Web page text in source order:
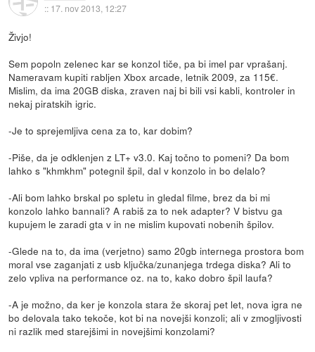
:: 17. nov 2013, 12:27
Živjo!
Sem popoln zelenec kar se konzol tiče, pa bi imel par vprašanj.
Nameravam kupiti rabljen Xbox arcade, letnik 2009, za 115€.
Mislim, da ima 20GB diska, zraven naj bi bili vsi kabli, kontroler in
nekaj piratskih igric.
-Je to sprejemljiva cena za to, kar dobim?
-Piše, da je odklenjen z LT+ v3.0. Kaj točno to pomeni? Da bom
lahko s "khmkhm" potegnil špil, dal v konzolo in bo delalo?
-Ali bom lahko brskal po spletu in gledal filme, brez da bi mi
konzolo lahko bannali? A rabiš za to nek adapter? V bistvu ga
kupujem le zaradi gta v in ne mislim kupovati nobenih špilov.
-Glede na to, da ima (verjetno) samo 20gb internega prostora bom
moral vse zaganjati z usb ključka/zunanjega trdega diska? Ali to
zelo vpliva na performance oz. na to, kako dobro špil laufa?
-A je možno, da ker je konzola stara že skoraj pet let, nova igra ne
bo delovala tako tekoče, kot bi na novejši konzoli; ali v zmogljivosti
ni razlik med starejšimi in novejšimi konzolami?